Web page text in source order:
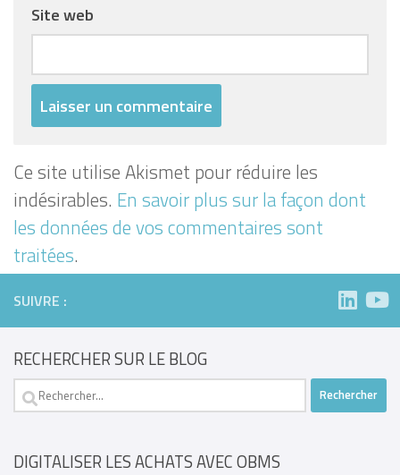
Site web
Ce site utilise Akismet pour réduire les
indésirables. En savoir plus sur la façon dont
les données de vos commentaires sont
traitées.
SUIVRE :
RECHERCHER SUR LE BLOG
Rechercher :
DIGITALISER LES ACHATS AVEC OBMS